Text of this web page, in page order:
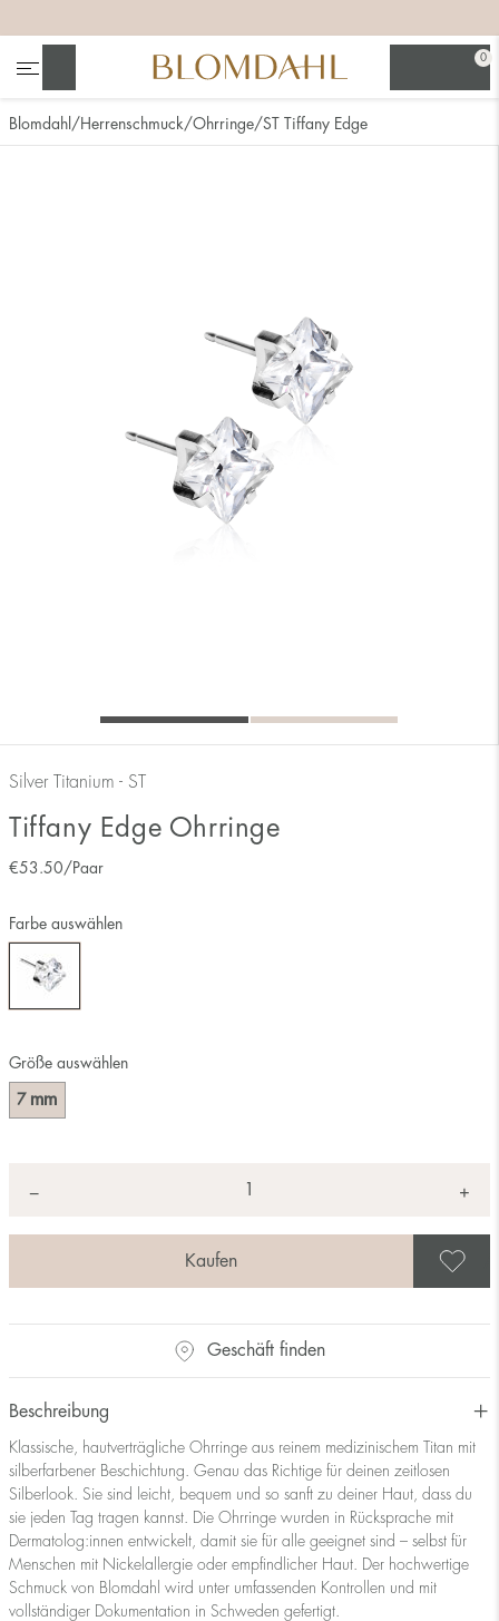
0
Blomdahl Herrenschmuck Ohrringe ST Tiffany Edge
Silver Titanium - ST
Tiffany Edge Ohrringe
€53.50 /Paar
Größe auswählen
7 mm
Farbe auswählen
− +
Geschäft finden
Beschreibung
Klassische, hautverträgliche Ohrringe aus reinem medizinischem Titan mit
silberfarbener Beschichtung. Genau das Richtige für deinen zeitlosen
Silberlook. Sie sind leicht, bequem und so sanft zu deiner Haut, dass du
sie jeden Tag tragen kannst. Die Ohrringe wurden in Rücksprache mit
Dermatolog:innen entwickelt, damit sie für alle geeignet sind – selbst für
Menschen mit Nickelallergie oder empfindlicher Haut. Der hochwertige
Schmuck von Blomdahl wird unter umfassenden Kontrollen und mit
vollständiger Dokumentation in Schweden gefertigt.